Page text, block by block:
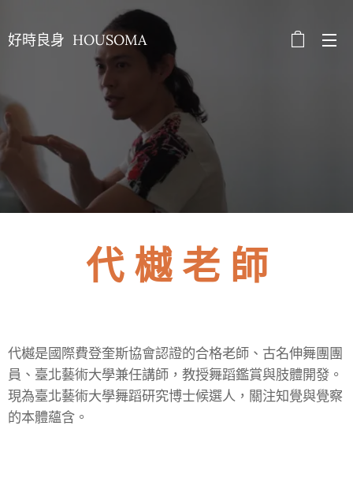
好時良身 HOUSOMA
代 樾 老 師
代樾是國際費登奎斯協會認證的合格老師、古名伸舞團團
員、臺北藝術大學兼任講師，教授舞蹈鑑賞與肢體開發。
現為臺北藝術大學舞蹈研究博士候選人，關注知覺與覺察
的本體蘊含。